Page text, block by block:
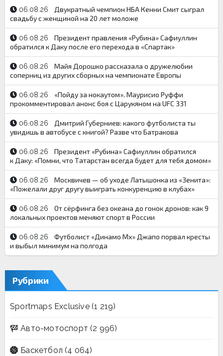
06.08.26
Двукратный чемпион НБА Кенни Смит сыграл
свадьбу с женщиной на 20 лет моложе
06.08.26
Президент правления «Рубина» Сафиуллин
обратился к Даку после его перехода в «Спартак»
06.08.26
Майя Дорошко рассказала о дружелюбии
соперниц из других сборных на чемпионате Европы
06.08.26
«Пойду за нокаутом». Маурисио Руффи
прокомментировал анонс боя с Царукяном на UFC 331
06.08.26
Дмитрий Губерниев: какого футболиста ты
увидишь в автобусе с книгой? Разве что Батракова
06.08.26
Президент «Рубина» Сафиуллин обратился
к Даку: «Помни, что Татарстан всегда будет для тебя домом»
06.08.26
Москвичев — об уходе Латышонка из «Зенита»:
«Пожелали друг другу выиграть конкуренцию в клубах»
06.08.26
От сёрфинга без океана до гонок дронов: как 9
локальных проектов меняют спорт в России
06.08.26
Футболист «Динамо Мх» Джапо порвал кресты
и выбыл минимум на полгода
Рубрики
Sportmaps Exclusive(1 219)
Авто-мотоспорт (2 996)
Баскетбол (4 064)